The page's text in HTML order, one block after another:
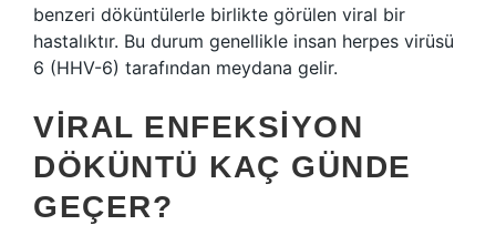
benzeri döküntülerle birlikte görülen viral bir
hastalıktır. Bu durum genellikle insan herpes virüsü
6 (HHV-6) tarafından meydana gelir.
VIRAL ENFEKSIYON
DÖKÜNTÜ KAÇ GÜNDE
GEÇER?